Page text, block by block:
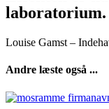
laboratorium.
Louise Gamst –
Andre læste også ...